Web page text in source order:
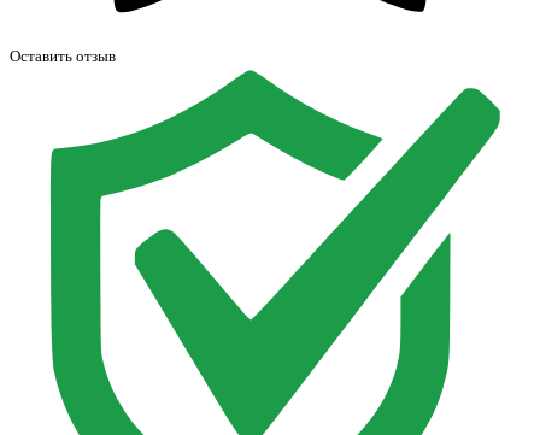
Оставить отзыв